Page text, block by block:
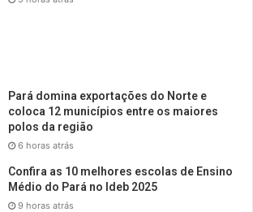
Pará domina exportações do Norte e
coloca 12 municípios entre os maiores
polos da região
6 horas atrás
Confira as 10 melhores escolas de Ensino
Médio do Pará no Ideb 2025
9 horas atrás